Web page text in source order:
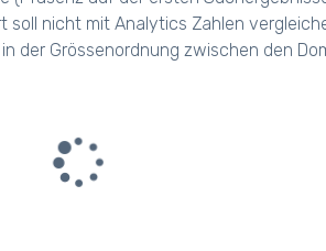
nicht mit Analytics Zahlen
der Grössenordnung zwischen den